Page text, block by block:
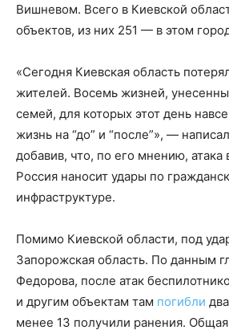
Вишневом. Всего в Киевской
объектов, из них 251 — в этом
«Сегодня Киевская область
жителей. Восемь жизней,
семей, для которых этот день
жизнь на “до” и “после”», —
добавив, что, по его мнению, атака
Россия наносит удары по
инфраструктуре.
Помимо Киевской области, под
Запорожская область. По данным
Федорова, после атак
и другим объектам там погибли
менее 13 получили ранения.